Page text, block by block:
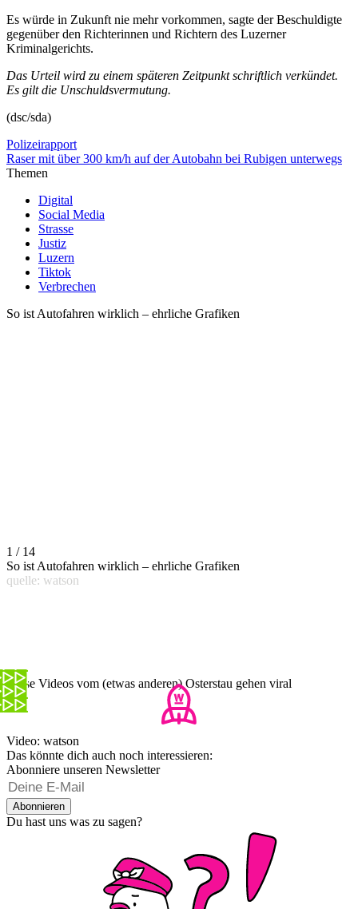
Es würde in Zukunft nie mehr vorkommen, sagte der Beschuldigte
gegenüber den Richterinnen und Richtern des Luzerner
Kriminalgerichts.
Das Urteil wird zu einem späteren Zeitpunkt schriftlich verkündet.
Es gilt die Unschuldsvermutung.
(dsc/sda)
Polizeirapport
Raser mit über 300 km/h auf der Autobahn bei Rubigen unterwegs
Themen
Digital
Social Media
Strasse
Justiz
Luzern
Tiktok
Verbrechen
So ist Autofahren wirklich – ehrliche Grafiken
1 / 14
So ist Autofahren wirklich – ehrliche Grafiken
quelle: watson
Diese Videos vom (etwas anderen) Osterstau gehen viral
Video: watson
Das könnte dich auch noch interessieren:
Abonniere unseren Newsletter
Abonnieren
Du hast uns was zu sagen?